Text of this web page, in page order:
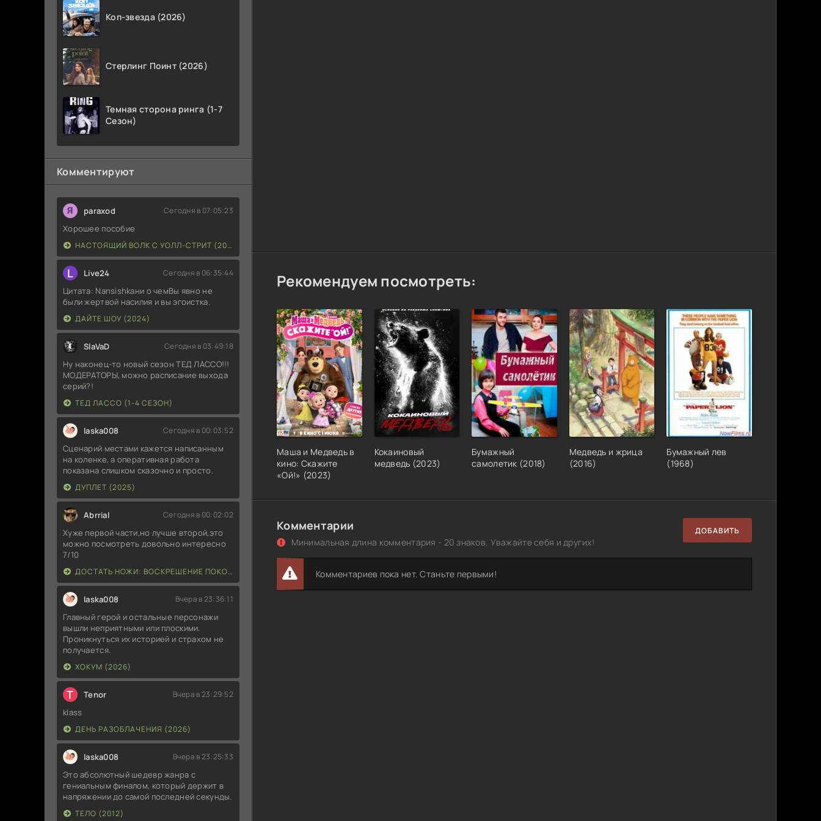
Коп-звезда (2026)
Стерлинг Поинт (2026)
Темная сторона ринга (1-7
Сезон)
Комментируют
paraxod Сегодня в 07:05:23
Хорошее пособие
НАСТОЯЩИЙ ВОЛК С УОЛЛ-СТРИТ (2026)
L Live24 Сегодня в 06:35:44
Цитата: Nansishkaни о чемВы явно не
были жертвой насилия и вы эгоистка.
ДАЙТЕ ШОУ (2024)
SlaVaD Сегодня в 03:49:18
Ну наконец-то новый сезон ТЕД ЛАССО!!!
МОДЕРАТОРЫ, можно расписание выхода
серий?!
ТЕД ЛАССО (1-4 СЕЗОН)
laska008 Сегодня в 00:03:52
Сценарий местами кажется написанным
на коленке, а оперативная работа
показана слишком сказочно и просто.
ДУПЛЕТ (2025)
Abrrial Сегодня в 00:02:02
Хуже первой части,но лучше второй,это
можно посмотреть довольно интересно
7/10
ДОСТАТЬ НОЖИ: ВОСКРЕШЕНИЕ ПОКОЙНИКА (2025)
laska008 Вчера в 23:36:11
Главный герой и остальные персонажи
вышли неприятными или плоскими.
Проникнуться их историей и страхом не
получается.
ХОКУМ (2026)
T Tenor Вчера в 23:29:52
klass
ДЕНЬ РАЗОБЛАЧЕНИЯ (2026)
laska008 Вчера в 23:25:33
Это абсолютный шедевр жанра с
гениальным финалом, который держит в
напряжении до самой последней секунды.
ТЕЛО (2012)
Рекомендуем посмотреть:
Маша и Медведь в
кино: Скажите
«Ой!» (2023)
Кокаиновый
медведь (2023)
Бумажный
самолетик (2018)
Медведь и жрица
(2016)
Бумажный лев
(1968)
Комментарии
Минимальная длина комментария - 20 знаков. Уважайте себя и других!
ДОБАВИТЬ
Комментариев пока нет. Станьте первыми!